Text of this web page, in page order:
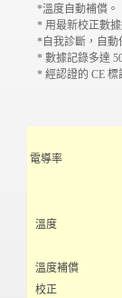
*溫度自動補償。
* 用最新校正數據
*自我診斷，自動
* 數據記錄多達
* 經認證的 CE 標
電導率
溫度
溫度補償
校正